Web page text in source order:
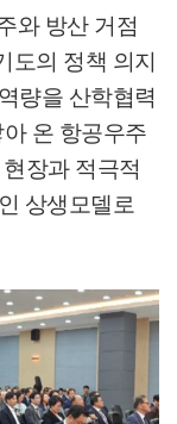
와 방산 거점
도의 정책 의지
량을 산학협력
온 항공우주
장과 적극적
상생모델로